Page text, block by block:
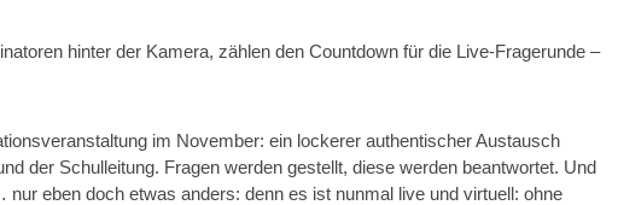
hinter der Kamera, zählen den Countdown für die Live-Fragerunde –
im November: ein lockerer authentischer Austausch
der Schulleitung. Fragen werden gestellt, diese werden beantwortet. Und
eben doch etwas anders: denn es ist nunmal live und virtuell: ohne